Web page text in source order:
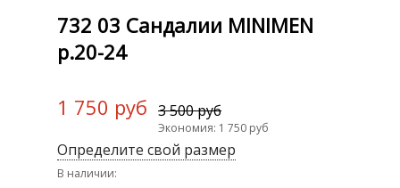
732 03 Сандалии MINIMEN
р.20-24
1 750 руб 3 500 руб
Экономия: 1 750 руб
Определите свой размер
В наличии: